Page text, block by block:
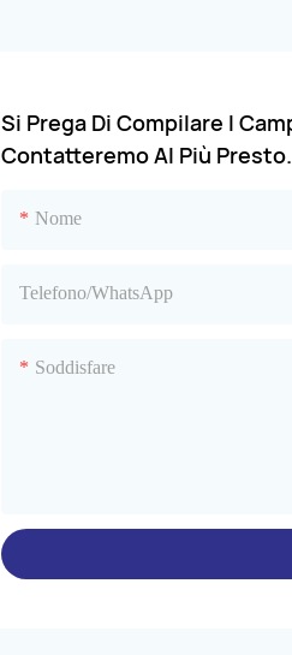
Si Prega Di Compilare I
Contatteremo Al Più Presto.
Nome
Telefono/WhatsApp
Soddisfare